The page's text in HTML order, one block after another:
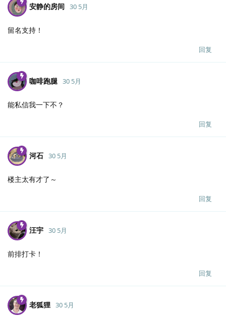
安静的房间 30 5月
留名支持！
回复
咖啡跑腿 30 5月
能私信我一下不？
回复
河石 30 5月
楼主太有才了～
回复
汪宇 30 5月
前排打卡！
回复
老狐狸 30 5月